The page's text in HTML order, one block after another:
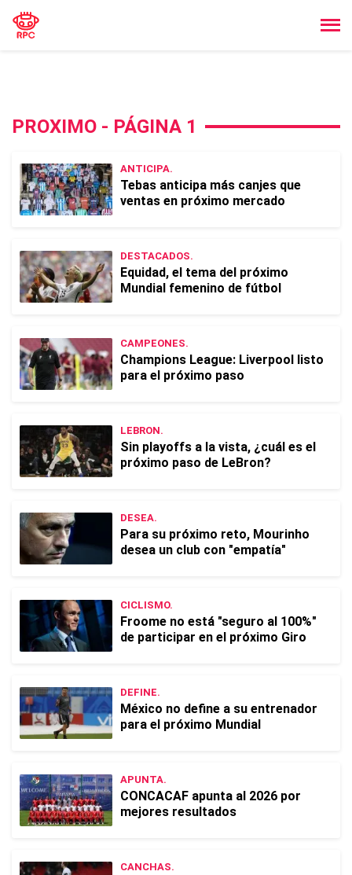
PROXIMO - PÁGINA 1
ANTICIPA.
Tebas anticipa más canjes que
ventas en próximo mercado
DESTACADOS.
Equidad, el tema del próximo
Mundial femenino de fútbol
CAMPEONES.
Champions League: Liverpool listo
para el próximo paso
LEBRON.
Sin playoffs a la vista, ¿cuál es el
próximo paso de LeBron?
DESEA.
Para su próximo reto, Mourinho
desea un club con "empatía"
CICLISMO.
Froome no está "seguro al 100%"
de participar en el próximo Giro
DEFINE.
México no define a su entrenador
para el próximo Mundial
APUNTA.
CONCACAF apunta al 2026 por
mejores resultados
CANCHAS.